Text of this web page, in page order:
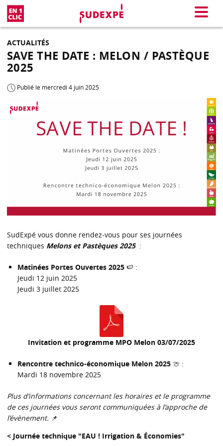
Menu
ACTUALITÉS
SAVE THE DATE : MELON / PASTÈQUE
2025
Publié le mercredi 4 juin 2025
SudExpé vous donne rendez-vous pour ses journées
techniques Melons et Pastèques 2025 :
Matinées Portes Ouvertes 2025 🍉 :
Jeudi 12 juin 2025
Jeudi 3 juillet 2025
Invitation et programme MPO Melon 03/07/2025
Rencontre technico-économique Melon 2025 🍈 :
Mardi 18 novembre 2025
Plus d’informations concernant les horaires et le programme
de ces journées vous seront communiquées à l’approche de
l’évènement. 📌
< Journée technique "EAU ! Irrigation & Économies"